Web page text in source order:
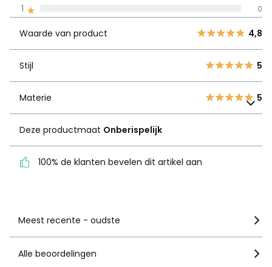
1
2 0
3
4 1
4,8
Deze productmaat
dit artikel aan
1 0
Waarde van product 4,8
Stijl 5
Materie 5
Deze productmaat Onberispelijk
100% de klanten bevelen dit artikel aan
Meest recente - oudste
Alle beoordelingen